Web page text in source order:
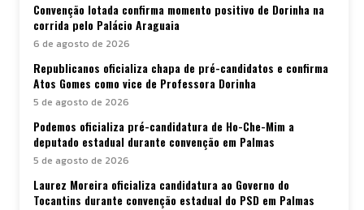
Convenção lotada confirma momento positivo de Dorinha na
corrida pelo Palácio Araguaia
6 de agosto de 2026
Republicanos oficializa chapa de pré-candidatos e confirma
Atos Gomes como vice de Professora Dorinha
5 de agosto de 2026
Podemos oficializa pré-candidatura de Ho-Che-Mim a
deputado estadual durante convenção em Palmas
5 de agosto de 2026
Laurez Moreira oficializa candidatura ao Governo do
Tocantins durante convenção estadual do PSD em Palmas